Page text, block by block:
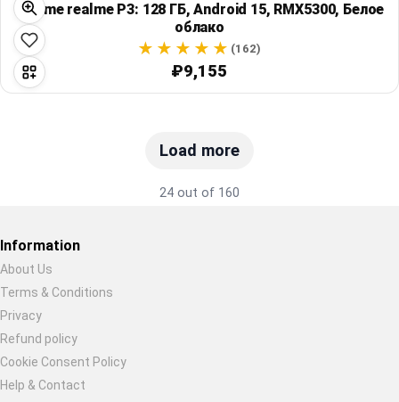
Realme realme P3: 128 ГБ, Android 15, RMX5300, Белое
облако
(162)
₽9,155
Load more
24 out of 160
Restore previous
Information
About Us
Terms & Conditions
Privacy
Refund policy
Cookie Consent Policy
Help & Contact